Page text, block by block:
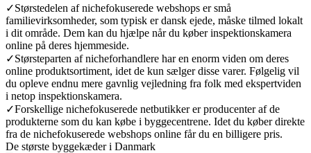
✓Størstedelen af nichefokuserede webshops er små
familievirksomheder, som typisk er dansk ejede, måske tilmed lokalt
i dit område. Dem kan du hjælpe når du køber inspektionskamera
online på deres hjemmeside.
✓Størsteparten af nicheforhandlere har en enorm viden om deres
online produktsortiment, idet de kun sælger disse varer. Følgelig vil
du opleve endnu mere gavnlig vejledning fra folk med ekspertviden
i netop inspektionskamera.
✓Forskellige nichefokuserede netbutikker er producenter af de
produkterne som du kan købe i byggecentrene. Idet du køber direkte
fra de nichefokuserede webshops online får du en billigere pris.
De største byggekæder i Danmark